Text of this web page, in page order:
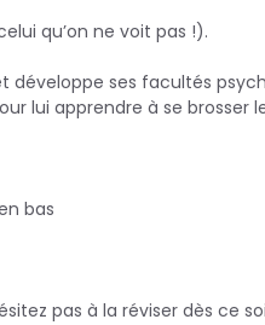
qu’on ne voit pas !).
développe ses facultés
lui apprendre à se brosser
bas
pas à la réviser dès ce